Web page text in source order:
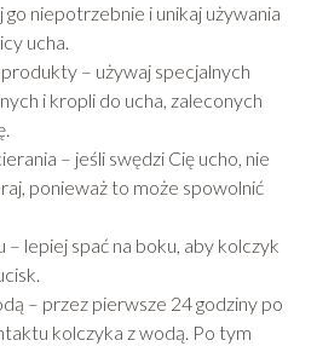
niepotrzebnie i unikaj używania
ucha.
– używaj specjalnych
i kropli do ucha, zaleconych
– jeśli swędzi Cię ucho, nie
ponieważ to może spowolnić
– lepiej spać na boku, aby kolczyk
– przez pierwsze 24 godziny po
kolczyka z wodą. Po tym